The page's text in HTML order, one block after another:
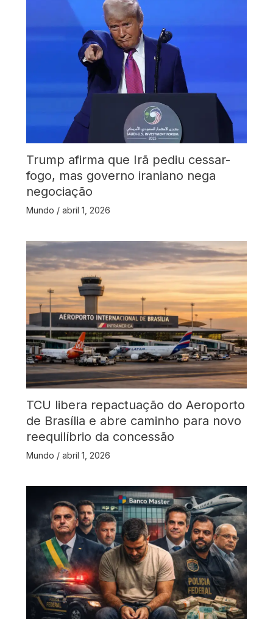
Trump afirma que Irã pediu cessar-
fogo, mas governo iraniano nega
negociação
Mundo / abril 1, 2026
TCU libera repactuação do Aeroporto
de Brasília e abre caminho para novo
reequilíbrio da concessão
Mundo / abril 1, 2026